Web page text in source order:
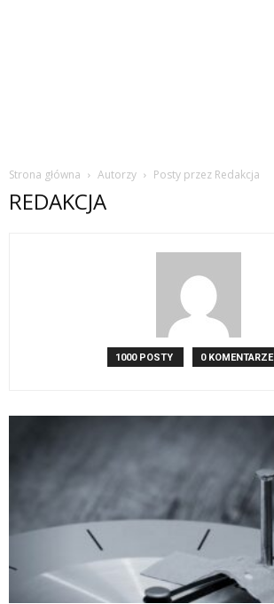
Strona główna Autorzy Posty przez Redakcja
REDAKCJA
1000 POSTY 0 KOMENTARZE